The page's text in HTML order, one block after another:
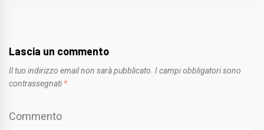
Lascia un commento
Il tuo indirizzo email non sarà pubblicato. I campi obbligatori sono
contrassegnati *
Commento